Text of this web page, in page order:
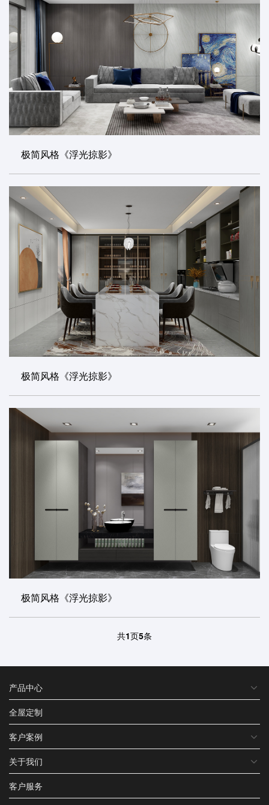
极简风格《浮光掠影》
极简风格《浮光掠影》
极简风格《浮光掠影》
共1页5条
产品中心
全屋定制
客户案例
关于我们
客户服务